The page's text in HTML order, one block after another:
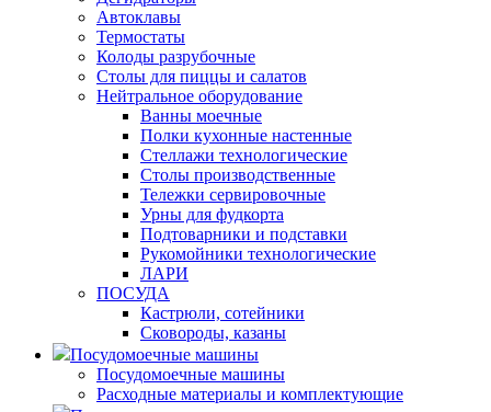
Автоклавы
Термостаты
Колоды разрубочные
Столы для пиццы и салатов
Нейтральное оборудование
Ванны моечные
Полки кухонные настенные
Стеллажи технологические
Столы производственные
Тележки сервировочные
Урны для фудкорта
Подтоварники и подставки
Рукомойники технологические
ЛАРИ
ПОСУДА
Кастрюли, сотейники
Сковороды, казаны
Посудомоечные машины
Посудомоечные машины
Расходные материалы и комплектующие